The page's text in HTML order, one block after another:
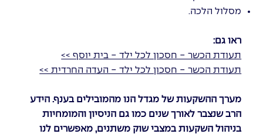
מסלול הלכה.
ראו גם:
תעודת הכשר - חסכון לכל ילד - בית יוסף >>
תעודת הכשר - חסכון לכל ילד - העדה החרדית >>
מערך ההשקעות של מגדל הנו מהמובילים בענף. הידע
הרב שנצבר לאורך שנים כמו גם הניסיון והמומחיות
בניהול השקעות במצבי שוק משתנים, מאפשרים לנו